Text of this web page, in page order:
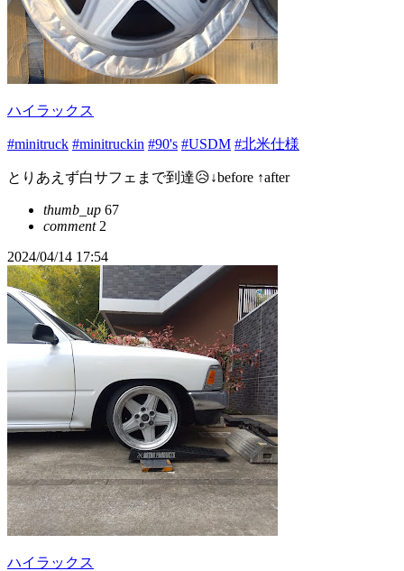
ハイラックス
#minitruck #minitruckin #90's #USDM #北米仕様
とりあえず白サフェまで到達😥↓before ↑after
thumb_up 67
comment2
2024/04/14 17:54
ハイラックス